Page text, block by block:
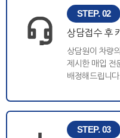
STEP. 02
상담접수 후
상담원이 차량
제시한 매입 전
배정해드립니다.
STEP. 03